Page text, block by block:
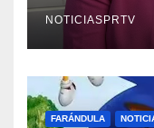
NOTICIASPRTV
FARÁNDULA